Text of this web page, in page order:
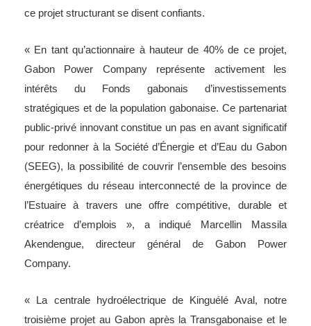
ce projet structurant se disent confiants.
« En tant qu’actionnaire à hauteur de 40% de ce projet,
Gabon Power Company représente activement les
intérêts du Fonds gabonais d’investissements
stratégiques et de la population gabonaise. Ce partenariat
public-privé innovant constitue un pas en avant significatif
pour redonner à la Société d’Énergie et d’Eau du Gabon
(SEEG), la possibilité de couvrir l’ensemble des besoins
énergétiques du réseau interconnecté de la province de
l’Estuaire à travers une offre compétitive, durable et
créatrice d’emplois », a indiqué Marcellin Massila
Akendengue, directeur général de Gabon Power
Company.
« La centrale hydroélectrique de Kinguélé Aval, notre
troisième projet au Gabon après la Transgabonaise et le